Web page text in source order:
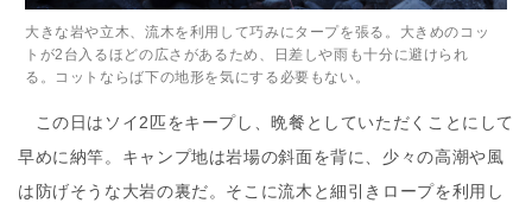
大きな岩や立木、流木を利用して巧みにタープを張る。大きめのコッ
トが2台入るほどの広さがあるため、日差しや雨も十分に避けられ
る。コットならば下の地形を気にする必要もない。
この日はソイ2匹をキープし、晩餐としていただくことにして
早めに納竿。キャンプ地は岩場の斜面を背に、少々の高潮や風
は防げそうな大岩の裏だ。そこに流木と細引きロープを利用し